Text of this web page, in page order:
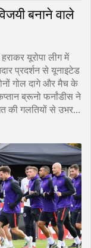
बनाने वाले
यूरोपा लीग में
प्रदर्शन से यूनाइटेड
गोल दागे और मैच के
ब्रूनो फर्नांडीस ने
की गलतियों से उभरते